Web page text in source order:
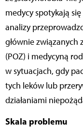
medycy spotykają
analizy
głównie
(POZ) i medycyną
w sytuacjach, gdy
tych leków lub
działaniami
Skala problemu